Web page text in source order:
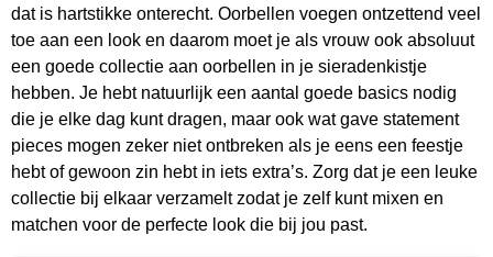
dat is hartstikke onterecht. Oorbellen voegen ontzettend veel
toe aan een look en daarom moet je als vrouw ook absoluut
een goede collectie aan oorbellen in je sieradenkistje
hebben. Je hebt natuurlijk een aantal goede basics nodig
die je elke dag kunt dragen, maar ook wat gave statement
pieces mogen zeker niet ontbreken als je eens een feestje
hebt of gewoon zin hebt in iets extra’s. Zorg dat je een leuke
collectie bij elkaar verzamelt zodat je zelf kunt mixen en
matchen voor de perfecte look die bij jou past.